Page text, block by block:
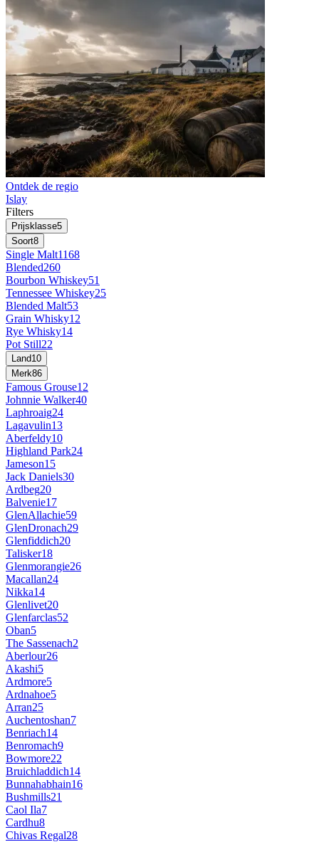
Ontdek de regio
Islay
Filters
Prijsklasse5
Soort8
Single Malt1168
Blended260
Bourbon Whiskey51
Tennessee Whiskey25
Blended Malt53
Grain Whisky12
Rye Whisky14
Pot Still22
Land10
Merk86
Famous Grouse12
Johnnie Walker40
Laphroaig24
Lagavulin13
Aberfeldy10
Highland Park24
Jameson15
Jack Daniels30
Ardbeg20
Balvenie17
GlenAllachie59
GlenDronach29
Glenfiddich20
Talisker18
Glenmorangie26
Macallan24
Nikka14
Glenlivet20
Glenfarclas52
Oban5
The Sassenach2
Aberlour26
Akashi5
Ardmore5
Ardnahoe5
Arran25
Auchentoshan7
Benriach14
Benromach9
Bowmore22
Bruichladdich14
Bunnahabhain16
Bushmills21
Caol Ila7
Cardhu8
Chivas Regal28